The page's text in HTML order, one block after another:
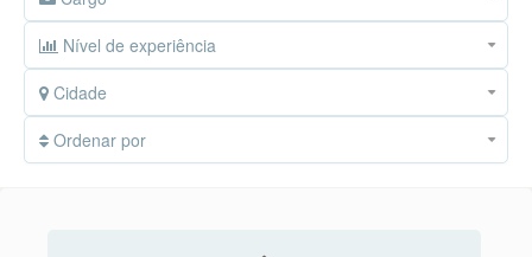
Nível de experiência
Cidade
Ordenar por